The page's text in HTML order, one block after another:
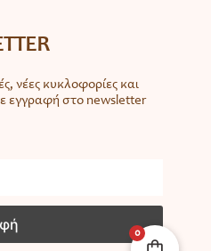
νέες κυκλοφορίες και
εγγραφή στο newsletter
0